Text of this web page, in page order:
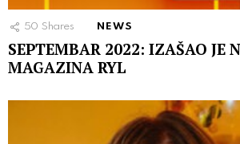
50 Shares NEWS
SEPTEMBAR 2022: IZAŠAO JE
MAGAZINA RYL